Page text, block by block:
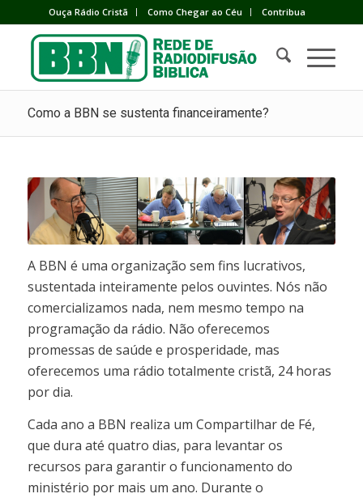
Ouça Rádio Cristã Como Chegar ao Céu Contribua
Como a BBN se sustenta financeiramente?
A BBN é uma organização sem fins lucrativos,
sustentada inteiramente pelos ouvintes. Nós não
comercializamos nada, nem mesmo tempo na
programação da rádio. Não oferecemos
promessas de saúde e prosperidade, mas
oferecemos uma rádio totalmente cristã, 24 horas
por dia.
Cada ano a BBN realiza um Compartilhar de Fé,
que dura até quatro dias, para levantar os
recursos para garantir o funcionamento do
ministério por mais um ano. Durante o